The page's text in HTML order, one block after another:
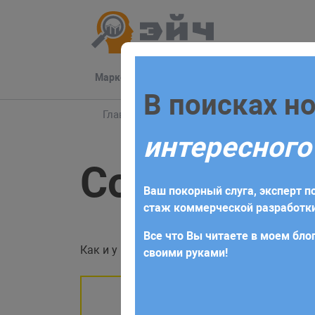
Маркетинг
Главная Блог Bitrix24 События в
События в
Как и у многих других сущностей
Помните, что
Заполните
Для начала сотрудничества
получите коммерческое
требований и поставленных
В поисках
Ваш покорный слуга, эксперт
стаж коммерческой
Все что Вы читаете в моем
своими руками!